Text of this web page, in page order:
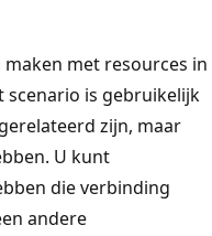
met resources in
scenario is gebruikelijk
zijn, maar
U kunt
die verbinding
andere